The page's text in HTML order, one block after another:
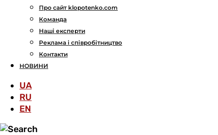
Про сайт klopotenko.com
Команда
Наші експерти
Реклама і співробітництво
Контакти
НОВИНИ
UA
RU
EN